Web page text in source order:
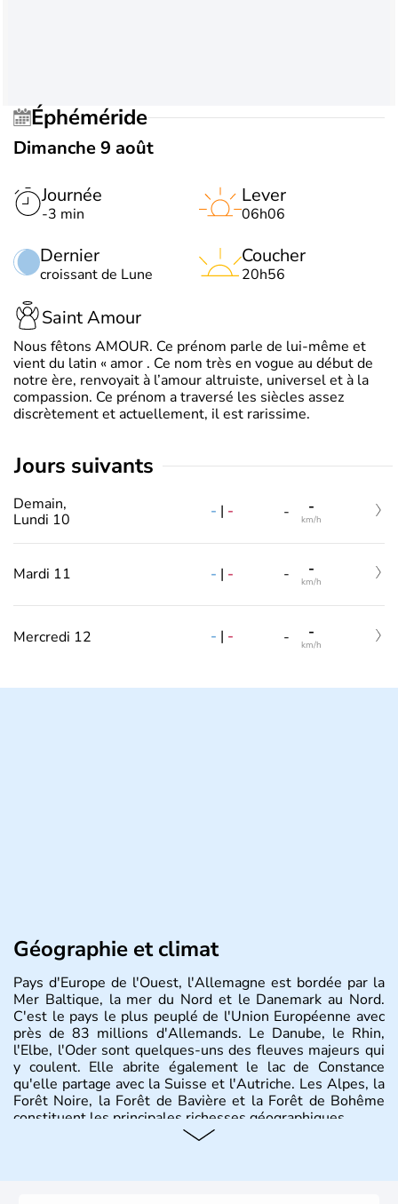
Éphéméride
Dimanche 9 août
Journée
-3 min
Dernier
croissant de Lune
Lever
06h06
Coucher
20h56
Saint Amour
Nous fêtons AMOUR. Ce prénom parle de lui-même et
vient du latin « amor . Ce nom très en vogue au début de
notre ère, renvoyait à l’amour altruiste, universel et à la
compassion. Ce prénom a traversé les siècles assez
discrètement et actuellement, il est rarissime.
jours suivants
Demain,
Lundi 10
- | - - -
km/h
Mardi 11 - | - - -
km/h
Mercredi 12 - | - - -
km/h
Géographie et climat
Pays d'Europe de l'Ouest, l'Allemagne est bordée par la
Mer Baltique, la mer du Nord et le Danemark au Nord.
C'est le pays le plus peuplé de l'Union Européenne avec
près de 83 millions d'Allemands. Le Danube, le Rhin,
l'Elbe, l'Oder sont quelques-uns des fleuves majeurs qui
y coulent. Elle abrite également le lac de Constance
qu'elle partage avec la Suisse et l'Autriche. Les Alpes, la
Forêt Noire, la Forêt de Bavière et la Forêt de Bohême
constituent les principales richesses géographiques.